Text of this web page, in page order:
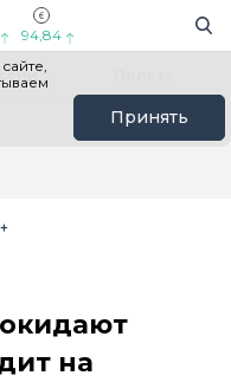
94,84
Принять
на